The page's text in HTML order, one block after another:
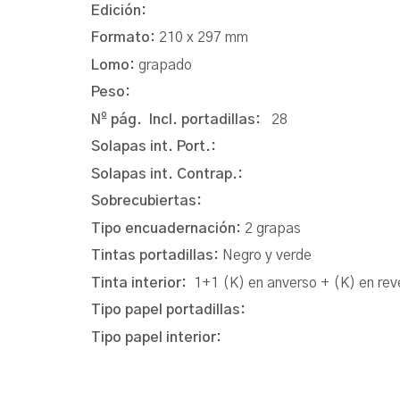
Edición:
Formato: 210 x 297 mm
Lomo: grapado
Peso:
Nº pág. Incl. portadillas: 28
Solapas int. Port.:
Solapas int. Contrap.:
Sobrecubiertas:
Tipo encuadernación: 2 grapas
Tintas portadillas: Negro y verde
Tinta interior:
1+1 (K) en anverso + (K) en
Tipo papel portadillas:
Tipo papel interior: